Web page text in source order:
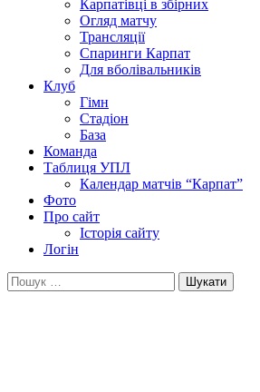
Карпатівці в збірних
Огляд матчу
Трансляції
Спаринги Карпат
Для вболівальників
Клуб
Гімн
Стадіон
База
Команда
Таблиця УПЛ
Календар матчів “Карпат”
Фото
Про сайт
Історія сайту
Логін
Пошук: